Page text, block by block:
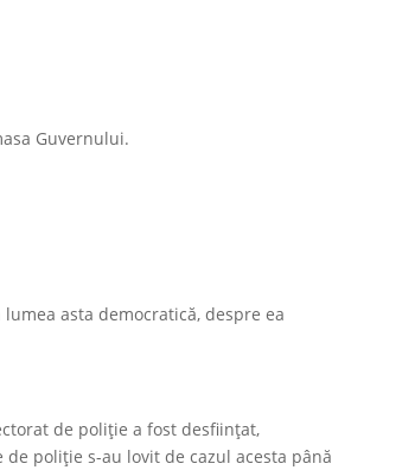
Guvernului.
asta democratică, despre ea
de poliție a fost desființat,
poliție s-au lovit de cazul acesta până